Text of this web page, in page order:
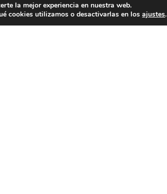
la mejor experiencia en nuestra web.
cookies utilizamos o desactivarlas en losajustes.